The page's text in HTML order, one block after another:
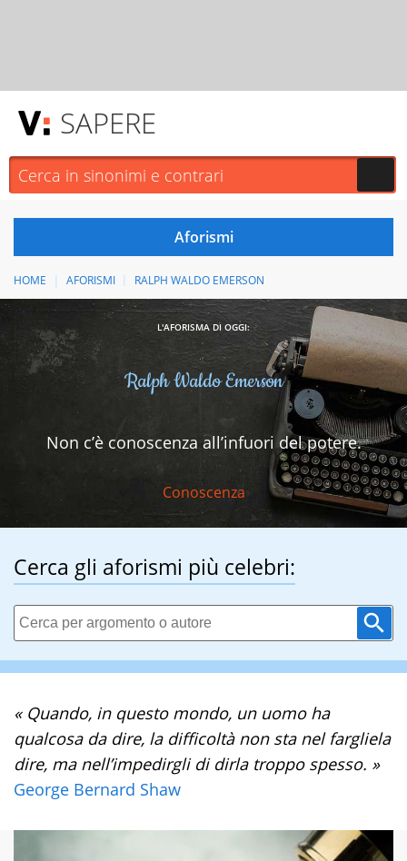
SAPERE
HOME AFORISMI RALPH WALDO EMERSON
L'AFORISMA DI OGGI:
Ralph Waldo Emerson
Non c’è conoscenza all’infuori del potere.
Conoscenza
Cerca gli aforismi più celebri:
« Quando, in questo mondo, un uomo ha
qualcosa da dire, la difficoltà non sta nel fargliela
dire, ma nell’impedirgli di dirla troppo spesso. »
George Bernard Shaw